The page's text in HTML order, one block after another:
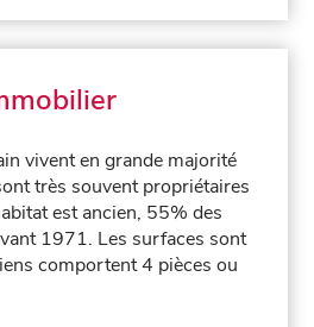
vivent en grande majorité
très souvent propriétaires
est ancien, 55% des
1971. Les surfaces sont
comportent 4 pièces ou